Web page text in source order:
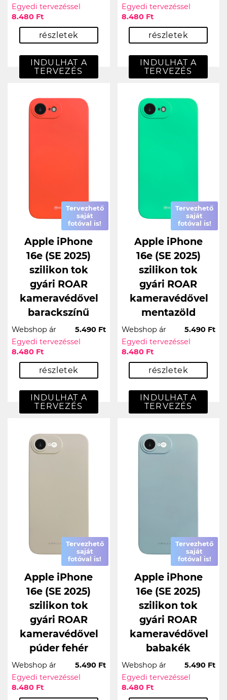
Egyedi tervezéssel
8.480 Ft
részletek
INDULHAT A
TERVEZÉS
Egyedi tervezéssel
8.480 Ft
részletek
INDULHAT A
TERVEZÉS
Tervezhető
saját
fotóval is!
Apple iPhone
16e (SE 2025)
szilikon tok
gyári ROAR
kameravédővel
barackszínű
Webshop ár
5.490 Ft
Egyedi tervezéssel
8.480 Ft
részletek
INDULHAT A
TERVEZÉS
Tervezhető
saját
fotóval is!
Apple iPhone
16e (SE 2025)
szilikon tok
gyári ROAR
kameravédővel
mentazöld
Webshop ár
5.490 Ft
Egyedi tervezéssel
8.480 Ft
részletek
INDULHAT A
TERVEZÉS
Tervezhető
saját
fotóval is!
Apple iPhone
16e (SE 2025)
szilikon tok
gyári ROAR
kameravédővel
púder fehér
Webshop ár
5.490 Ft
Egyedi tervezéssel
8.480 Ft
Tervezhető
saját
fotóval is!
Apple iPhone
16e (SE 2025)
szilikon tok
gyári ROAR
kameravédővel
babakék
Webshop ár
5.490 Ft
Egyedi tervezéssel
8.480 Ft